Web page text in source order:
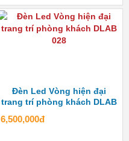
Đèn Led Vòng hiện đại
trang trí phòng khách DLAB
6,500,000đ